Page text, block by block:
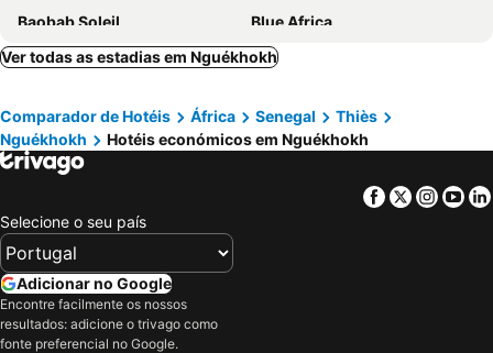
Baobab Soleil
Blue Africa
Africa 6 Plage
Sobo Bade
Amour Sénégal
Iris Hotel
Melia Hotel
Neptune
Bougainvillees
Maison Couleur Passion
La Brise de Ngaparou
Keparanga
Hotel Les Amaryllis
Hotel Africa Queen
Obama Beach
Ver todas as estadias em Nguékhokh
Comparador de Hotéis África Senegal
Thiès
Nguékhokh
Hotéis económicos em Nguékhokh
Facebook
Twitter
Selecione o seu país
Adicionar no Google
Encontre facilmente os nossos
resultados: adicione o trivago como
fonte preferencial no Google.